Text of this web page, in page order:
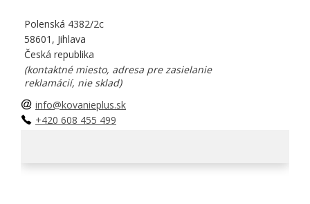
Polenská 4382/2c
58601, Jihlava
Česká republika
(kontaktné miesto, adresa pre zasielanie
reklamácií, nie sklad)
info@kovanieplus.sk
+420 608 455 499